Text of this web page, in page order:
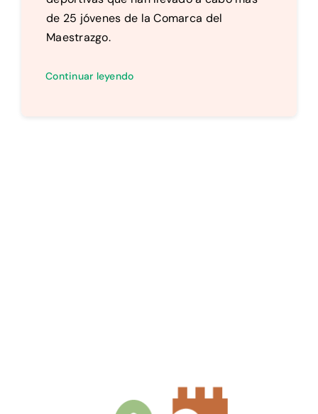
de 25 jóvenes de la Comarca del
Maestrazgo.
Continuar leyendo